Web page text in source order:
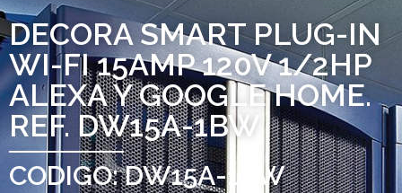
DECORA SMART PLUG-IN
WI-FI 15AMP 120V 1/2HP
ALEXA Y GOOGLE HOME.
REF. DW15A-1BW
CODIGO: DW15A-1BW